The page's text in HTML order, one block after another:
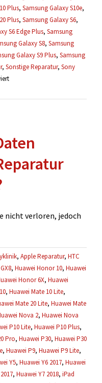
Plus, Samsung Galaxy S10e,
Plus, Samsung Galaxy S6,
S6 Edge Plus, Samsung
Galaxy S8, Samsung
Galaxy S9 Plus, Samsung
, Sonstige Reparatur, Sony
für
es
auf
Reparaturen?
nicht verloren, jedoch
, Apple Reparatur, HTC
, Huawei Honor 10, Huawei
Honor 6X, Huawei
, Huawei Mate 10 Lite,
Mate 20 Lite, Huawei Mate
Nova 2, Huawei Nova
P10 Lite, Huawei P10 Plus,
Pro, Huawei P30, Huawei P30
, Huawei P9, Huawei P9 Lite,
Y5, Huawei Y6 2017, Huawei
, Huawei Y7 2018, iPad